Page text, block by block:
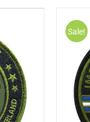
Sale!